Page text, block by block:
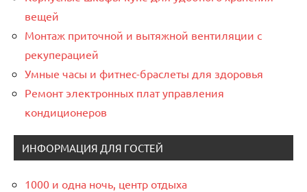
вещей
Монтаж приточной и вытяжной вентиляции с
рекуперацией
Умные часы и фитнес-браслеты для здоровья
Ремонт электронных плат управления
кондиционеров
ИНФОРМАЦИЯ ДЛЯ ГОСТЕЙ
1000 и одна ночь, центр отдыха